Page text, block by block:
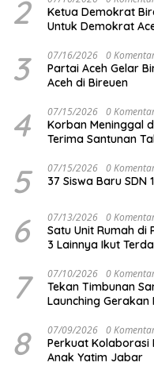
2
Ketua Demokrat
Untuk Demokrat
3 07/16/2026 0
Partai Aceh Gelar
Aceh di Bireuen
4 07/15/2026 0
Korban Meninggal
Terima Santunan
5 07/15/2026 0
37 Siswa Baru SDN
6 07/13/2026 0
Satu Unit Rumah di
3 Lainnya Ikut
7 07/10/2026 0
Tekan Timbunan
Launching
8 07/09/2026 0
Perkuat Kolaborasi
Anak Yatim Jabar